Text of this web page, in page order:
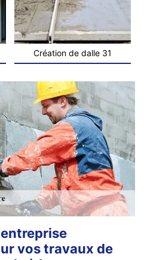
Création de dalle 31
vos travaux de